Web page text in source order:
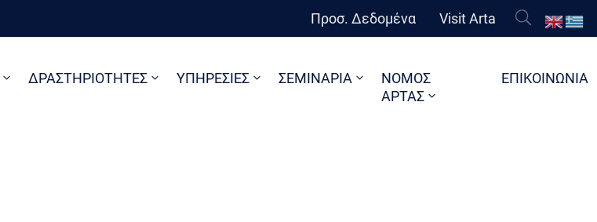
Προσ. Δεδομένα Visit Arta
ΔΡΑΣΤΗΡΙΟΤΗΤΕΣ ΥΠΗΡΕΣΙΕΣ ΣΕΜΙΝΑΡΙΑ
ΝΟΜΟΣ
ΑΡΤΑΣ
ΕΠΙΚΟΙΝΩΝΙΑ